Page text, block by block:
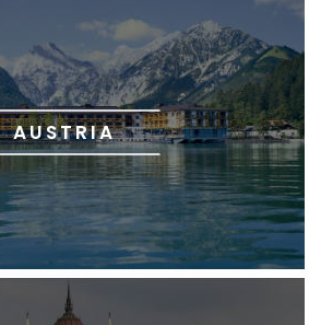
AUSTRIA